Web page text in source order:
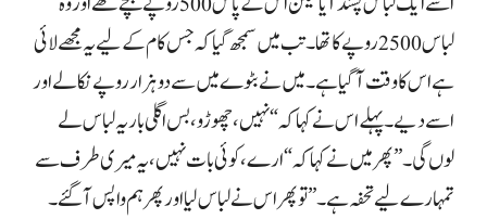
لباس 2500 روپے کا تھا۔ تب میں سمجھ گیا کہ جس کام کے لیے یہ مجھے لائی
ہے اس کا وقت آ گیا ہے۔ میں نے بٹوے میں سے دو ہزار روپے نکالے اور
اسے دیے۔ پہلے اس نے کہا کہ “نہیں، چھوڑو، بس اگلی بار یہ لباس لے
لوں گی۔” پھر میں نے کہا کہ “ارے، کوئی بات نہیں، یہ میری طرف سے
تمہارے لیے تحفہ ہے۔” تو پھر اس نے لباس لیا اور پھر ہم واپس آ گئے۔